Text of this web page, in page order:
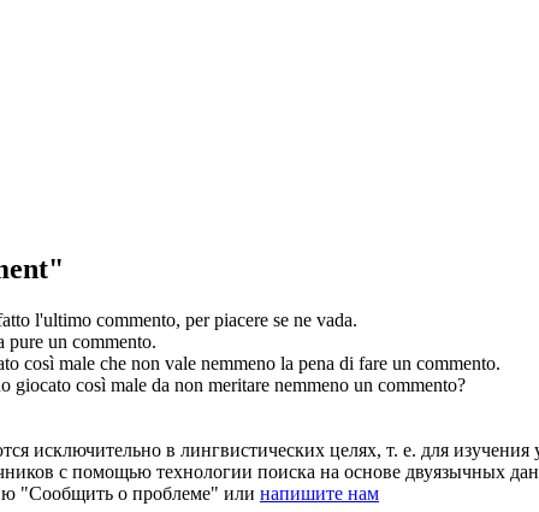
l'ultimo commento, per piacere se ne vada.
pure un commento.
così male che non vale nemmeno la pena di fare un commento.
giocato così male da non meritare nemmeno un commento?
исключительно в лингвистических целях, т. е. для
с помощью технологии поиска на основе двуязычных
"Сообщить о проблеме" или напишите нам